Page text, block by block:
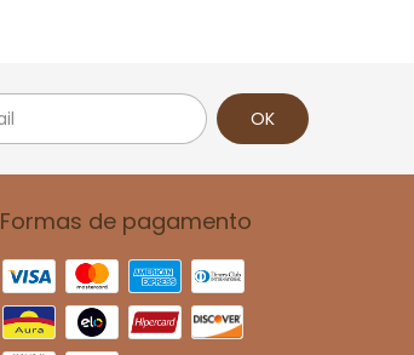
Formas de pagamento